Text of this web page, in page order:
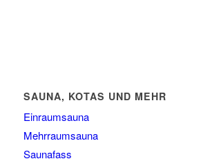
SAUNA, KOTAS UND MEHR
Einraumsauna
Mehrraumsauna
Saunafass